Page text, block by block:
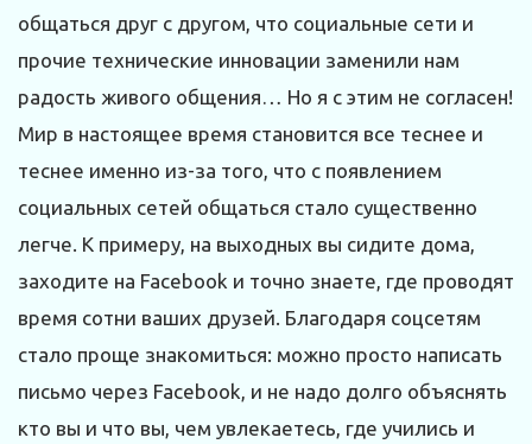
общаться друг с другом, что социальные сети и
прочие технические инновации заменили нам
радость живого общения… Но я с этим не согласен!
Мир в настоящее время становится все теснее и
теснее именно из-за того, что с появлением
социальных сетей общаться стало существенно
легче. К примеру, на выходных вы сидите дома,
заходите на Facebook и точно знаете, где проводят
время сотни ваших друзей. Благодаря соцсетям
стало проще знакомиться: можно просто написать
письмо через Facebook, и не надо долго объяснять
кто вы и что вы, чем увлекаетесь, где учились и